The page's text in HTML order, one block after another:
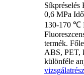
Síkpréselés
0,6 MPa
130-170 ℃
termék.
ABS, PET,
különféle
vizsgálat